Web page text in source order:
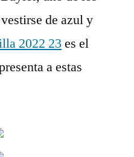
de azul y
2022 23 es el
a estas